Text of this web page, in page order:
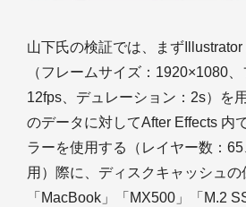
山下氏の検証では、まず
（フレームサイズ：1920×1080、
12fps、デュレーション：2s）を
のデータに対してAfter Effects 内
ラーを使用する（レイヤー数：
用）際に、ディスクキャッシュの
「MacBook」「MX500」「M.2